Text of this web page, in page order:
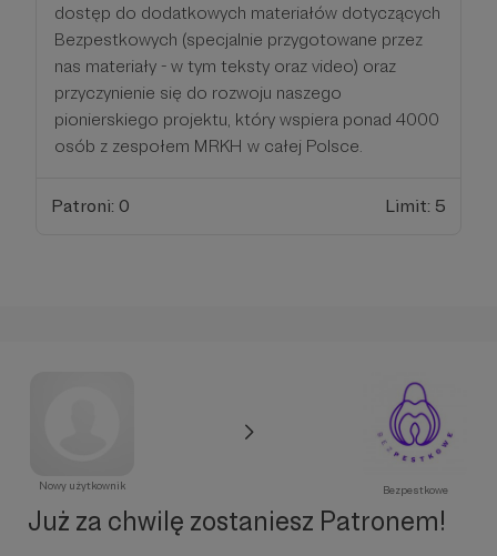
dostęp do dodatkowych materiałów dotyczących
Bezpestkowych (specjalnie przygotowane przez
nas materiały - w tym teksty oraz video) oraz
przyczynienie się do rozwoju naszego
pionierskiego projektu, który wspiera ponad 4000
osób z zespołem MRKH w całej Polsce.
Patroni: 0 Limit: 5
Nowy użytkownik Bezpestkowe
Już za chwilę zostaniesz Patronem!